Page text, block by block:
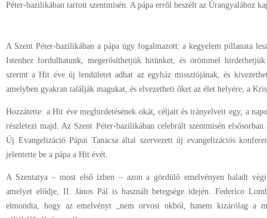
Péter-bazilikában tartott szentmisén. A pápa erről beszélt az Úrangyalához
A Szent Péter-bazilikában a pápa úgy fogalmazott: a kegyelem pillanata
Istenhez fordulhatunk, megerősíthetjük hitünket, és örömmel
szerint a Hit éve új lendületet adhat az egyház missziójának, és
amelyben gyakran találják magukat, és elvezetheti őket az élet helyére, a
Hozzátette: a Hit éve meghirdetésének okát, céljait és irányelveit egy, a
részletezi majd. Az Szent Péter-bazilikában celebrált szentmisén
Új Evangelizáció Pápai Tanácsa által szervezett új evangelizációs
jelentette be a pápa a Hit évét.
A Szentatya – most első ízben – azon a gördülő emelvényen haladt
amelyet elődje, II. János Pál is használt betegsége idején. Federico
elmondta, hogy az emelvényt „nem orvosi okból, hanem kizárólag a